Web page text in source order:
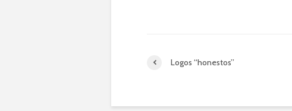
Logos “honestos”